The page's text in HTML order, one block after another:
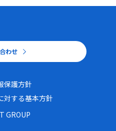
保護方針
対する基本方針
わせ
保護方針
対する基本方針
GROUP